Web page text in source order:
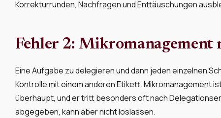
Korrekturrunden, Nachfragen und Enttäuschungen
Fehler 2: Mikromanagement
Eine Aufgabe zu delegieren und dann jeden einzelnen
Kontrolle mit einem anderen Etikett. Mikromanagement
überhaupt, und er tritt besonders oft nach
abgegeben, kann aber nicht loslassen.